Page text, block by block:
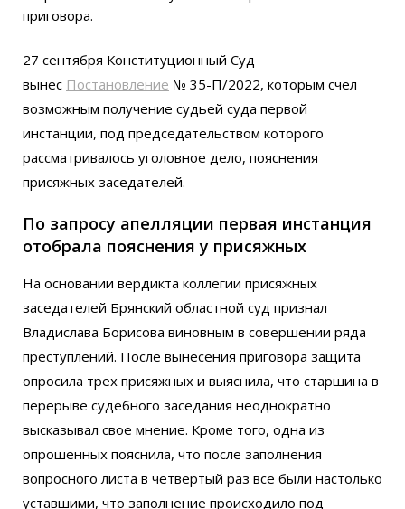
приговора.
27 сентября Конституционный Суд
вынес Постановление № 35-П/2022, которым счел
возможным получение судьей суда первой
инстанции, под председательством которого
рассматривалось уголовное дело, пояснения
присяжных заседателей.
По запросу апелляции первая инстанция
отобрала пояснения у присяжных
На основании вердикта коллегии присяжных
заседателей Брянский областной суд признал
Владислава Борисова виновным в совершении ряда
преступлений. После вынесения приговора защита
опросила трех присяжных и выяснила, что старшина в
перерыве судебного заседания неоднократно
высказывал свое мнение. Кроме того, одна из
опрошенных пояснила, что после заполнения
вопросного листа в четвертый раз все были настолько
уставшими, что заполнение происходило под